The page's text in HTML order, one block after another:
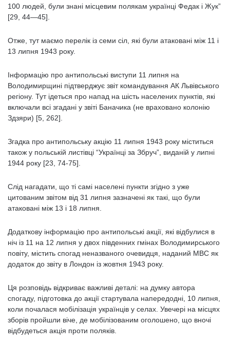
100 людей, були знані місцевим полякам українці Федак і Жук”
[29, 44—45].
Отже, тут маємо перелік із семи сіл, які були атаковані між 11 і
13 липня 1943 року.
Інформацію про антипольські виступи 11 липня на
Володимирщині підтверджує звіт командування АК Львівського
регіону. Тут ідеться про напад на шість населених пунктів, які
включали всі згадані у звіті Баначика (не враховано колонію
Здзяри) [5, 262].
Згадка про антипольську акцію 11 липня 1943 року міститься
також у польській листівці “Українці за Збруч”, виданій у липні
1944 року [23, 74-75].
Слід нагадати, що ті самі населені пункти згідно з уже
цитованим звітом від 31 липня зазначені як такі, що були
атаковані між 13 і 18 липня.
Додаткову інформацію про антипольські акції, які відбулися в
ніч із 11 на 12 липня у двох південних гмінах Володимирського
повіту, містить спогад неназваного очевидця, наданий МВС як
додаток до звіту в Лондон із жовтня 1943 року.
Ця розповідь відкриває важливі деталі: на думку автора
спогаду, підготовка до акції стартувала напередодні, 10 липня,
коли почалася мобілізація українців у селах. Увечері на місцях
зборів пройшли віче, де мобілізованим оголошено, що вночі
відбудеться акція проти поляків.